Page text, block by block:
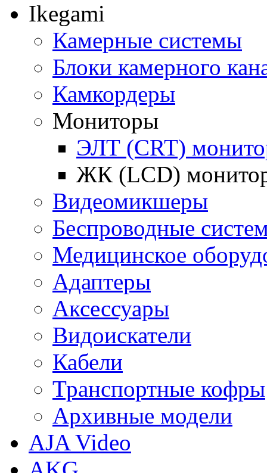
Ikegami
Камерные системы
Блоки камерного
Камкордеры
Мониторы
ЭЛТ (CRT)
ЖК (LCD)
Видеомикшеры
Беспроводные
Медицинское
Адаптеры
Аксессуары
Видоискатели
Кабели
Транспортные кофры
Архивные модели
AJA Video